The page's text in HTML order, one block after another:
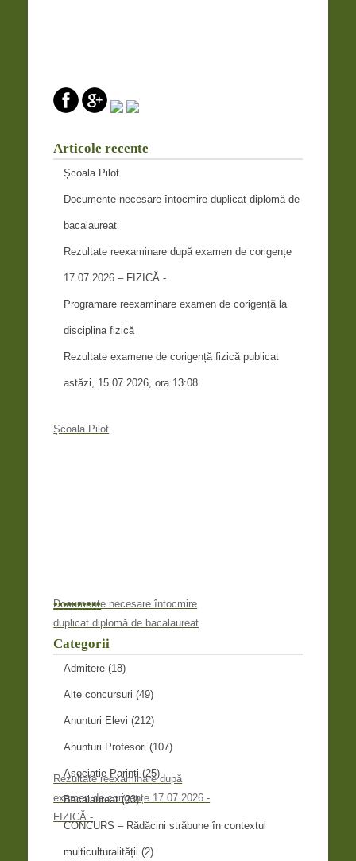
Articole recente
Școala Pilot
Documente necesare întocmire duplicat diplomă de
bacalaureat
Rezultate reexaminare după examen de corigențe
17.07.2026 – FIZICĂ -
Programare reexaminare examen de corigență la
disciplina fizică
Rezultate examene de corigență fizică publicat
astăzi, 15.07.2026, ora 13:08
Școala Pilot
Documente necesare întocmire
duplicat diplomă de bacalaureat
Rezultate reexaminare după
examen de corigențe 17.07.2026 -
FIZICĂ -
••••••••••
Categorii
Admitere (18)
Alte concursuri (49)
Anunturi Elevi (212)
Anunturi Profesori (107)
Asociatie Parinti (25)
Bacalaureat(23)
CONCURS – Rădăcini străbune în contextul
multiculturalității (2)